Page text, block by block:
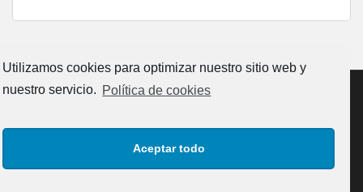
Utilizamos cookies para optimizar nuestro sitio web y
nuestro servicio. Política de cookies
Aceptar todo
Adopcion
Busco casa de acogida para mi perrita ya que por temas de trabajo
POLÍTICA DE COOKIES (UE)